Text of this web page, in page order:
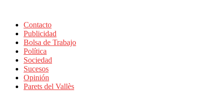
Contacto
Publicidad
Bolsa de Trabajo
Política
Sociedad
Sucesos
Opinión
Parets del Vallès